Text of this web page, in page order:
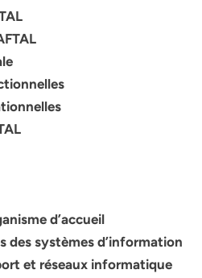
d’accueil
des systèmes d’information
et réseaux informatique